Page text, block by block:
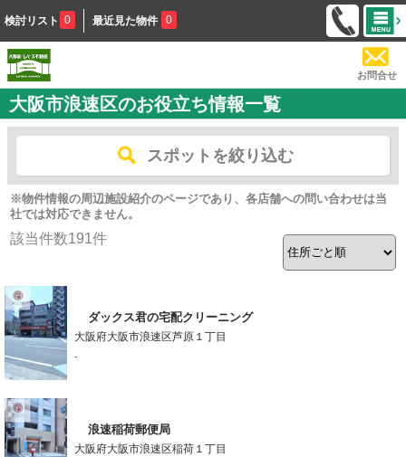
検討リスト 0 最近見た物件 0
お問合せ
大阪市浪速区のお役立ち情報一覧
スポットを絞り込む
※物件情報の周辺施設紹介のページであり、各店舗への問い合わせは当
社では対応できません。
該当件数191件
ダックス君の宅配クリーニング
大阪府大阪市浪速区芦原１丁目
-
浪速稲荷郵便局
大阪府大阪市浪速区稲荷１丁目